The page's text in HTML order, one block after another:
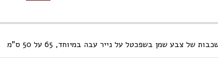
של צבע שמן בשפכטל על נייר עבה במיוחד, 65 על 50 ס"מ